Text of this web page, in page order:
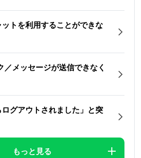
トを利用することができな
メッセージが送信できなく
ログアウトされました」と突
もっと見る